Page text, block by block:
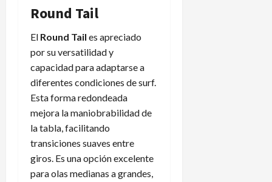
Round Tail
El Round Tail es apreciado
por su versatilidad y
capacidad para adaptarse a
diferentes condiciones de surf.
Esta forma redondeada
mejora la maniobrabilidad de
la tabla, facilitando
transiciones suaves entre
giros. Es una opción excelente
para olas medianas a grandes,